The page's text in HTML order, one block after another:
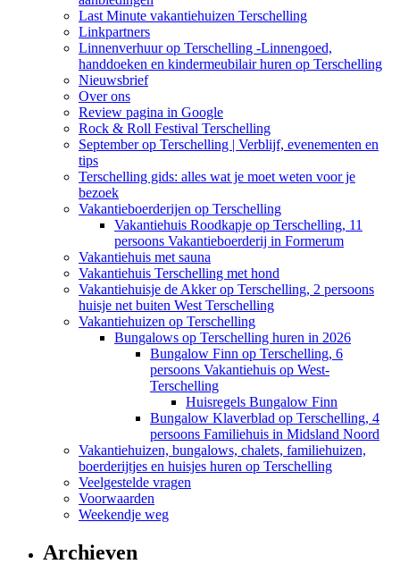
Last Minute vakantiehuizen Terschelling
Linkpartners
Linnenverhuur op Terschelling -Linnengoed,
handdoeken en kindermeubilair huren op Terschelling
Nieuwsbrief
Over ons
Review pagina in Google
Rock & Roll Festival Terschelling
September op Terschelling | Verblijf, evenementen en
tips
Terschelling gids: alles wat je moet weten voor je
bezoek
Vakantieboerderijen op Terschelling
Vakantiehuis Roodkapje op Terschelling, 11
persoons Vakantieboerderij in Formerum
Vakantiehuis met sauna
Vakantiehuis Terschelling met hond
Vakantiehuisje de Akker op Terschelling, 2 persoons
huisje net buiten West Terschelling
Vakantiehuizen op Terschelling
Bungalows op Terschelling huren in 2026
Bungalow Finn op Terschelling, 6
persoons Vakantiehuis op West-
Terschelling
Huisregels Bungalow Finn
Bungalow Klaverblad op Terschelling, 4
persoons Familiehuis in Midsland Noord
Vakantiehuizen, bungalows, chalets, familiehuizen,
boerderijtjes en huisjes huren op Terschelling
Veelgestelde vragen
Voorwaarden
Weekendje weg
Archieven